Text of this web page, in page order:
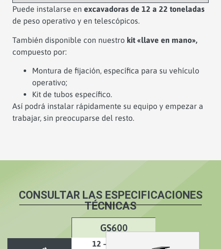
Puede instalarse en excavadoras de 12 a 22 toneladas
de peso operativo y en telescópicos.
También disponible con nuestro kit «llave en mano»,
compuesto por:
Montura de fijación, específica para su vehículo
operativo;
Kit de tubos específico.
Así podrá instalar rápidamente su equipo y empezar a
trabajar, sin preocuparse del resto.
CONSULTAR LAS ESPECIFICACIONES
TÉCNICAS
GS600
12 – 22 tons